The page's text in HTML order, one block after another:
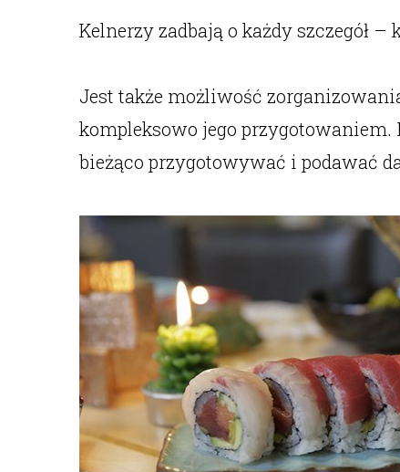
Kelnerzy zadbają o każdy szczegół
Jest także możliwość
kompleksowo jego
bieżąco przygotowywać i podawać